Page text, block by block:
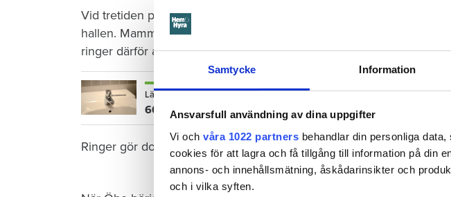
Samtycke Information
Ansvarsfull användning av dina uppgifter
Vi och våra 1022 partners behandlar din personliga
cookies för att lagra och få tillgång till information på din
annons- och innehållsmätning, åskådarinsikter och
och i vilka syften.
Vid tretiden på natten vaknar mamman och då har vattnet spridit sig
hallen. Mamman torkar förtvivlat upp vattnet och tror därmed att
ringer därför aldrig till sin hyresvärd Örebrobostäder, Öbo, och
Läs också
600 kronor dyrare att bo efter vattenskada i Varberg
Ringer gör dock grannen nedanför – när det börjar läcka vatten